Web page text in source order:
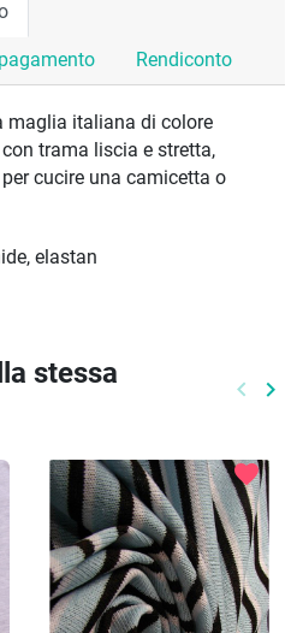
Rendiconto
maglia italiana di colore
trama liscia e stretta,
cucire una camicetta o
elastan
stessa
keyboard_arrow_left keyboard_arrow_right
favorite